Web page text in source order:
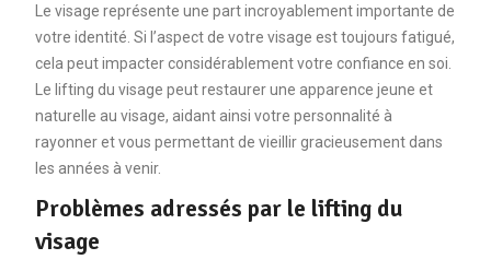
Le visage représente une part incroyablement importante de
votre identité. Si l’aspect de votre visage est toujours fatigué,
cela peut impacter considérablement votre confiance en soi.
Le lifting du visage peut restaurer une apparence jeune et
naturelle au visage, aidant ainsi votre personnalité à
rayonner et vous permettant de vieillir gracieusement dans
les années à venir.
Problèmes adressés par le lifting du
visage